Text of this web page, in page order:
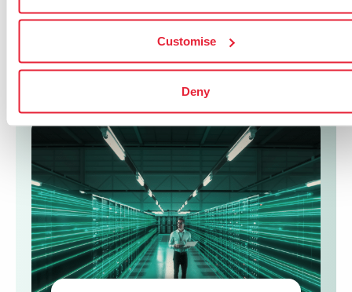
Customise
Deny